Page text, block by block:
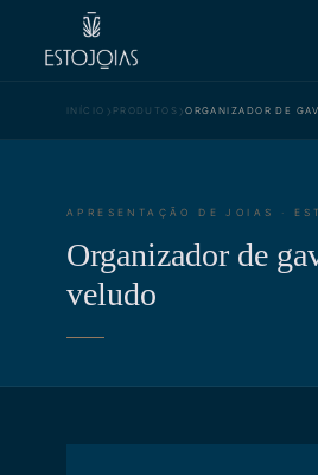
INÍCIO › PRODUTOS ›ORGANIZADOR DE
APRESENTAÇÃO DE JOIAS ·
Organizador de
veludo